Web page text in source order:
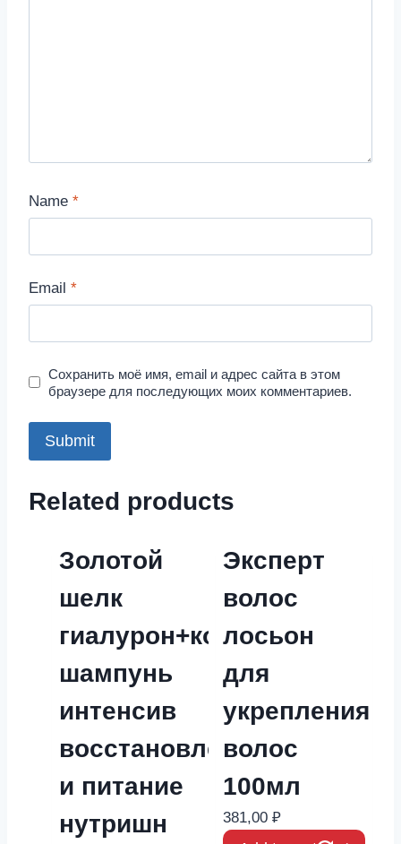
Name *
Email *
Сохранить моё имя, email и адрес сайта в этом
браузере для последующих моих комментариев.
Related products
Золотой
шелк
гиалурон+коллаген
шампунь
интенсив
восстановление
и питание
нутришн
Эксперт
волос
лосьон
для
укрепления
волос
100мл
381,00 ₽